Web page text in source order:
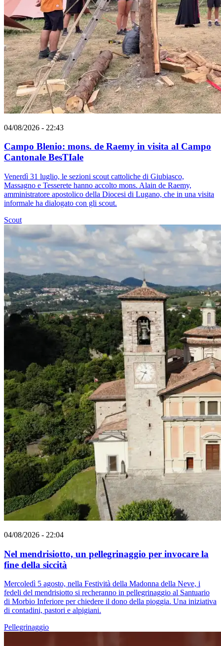
04/08/2026 - 22:43
Campo Blenio: mons. de Raemy in visita al Campo
Cantonale BesTIale
Venerdì 31 luglio, le sezioni scout cattoliche di Giubiasco,
Massagno e Tesserete hanno accolto mons. Alain de Raemy,
amministratore apostolico della Diocesi di Lugano, che in una visita
informale ha dialogato con gli scout.
Scout
04/08/2026 - 22:04
Nel mendrisiotto, un pellegrinaggio per invocare la
fine della siccità
Mercoledì 5 agosto, nella Festività della Madonna della Neve, i
fedeli del mendrisiotto si recheranno in pellegrinaggio al Santuario
di Morbio Inferiore per chiedere il dono della pioggia. Una iniziativa
di contadini, pastori e alpigiani.
Pellegrinaggio